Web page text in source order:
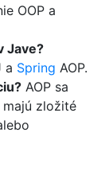
OOP a
Jave?
a Spring AOP.
AOP sa
zložité